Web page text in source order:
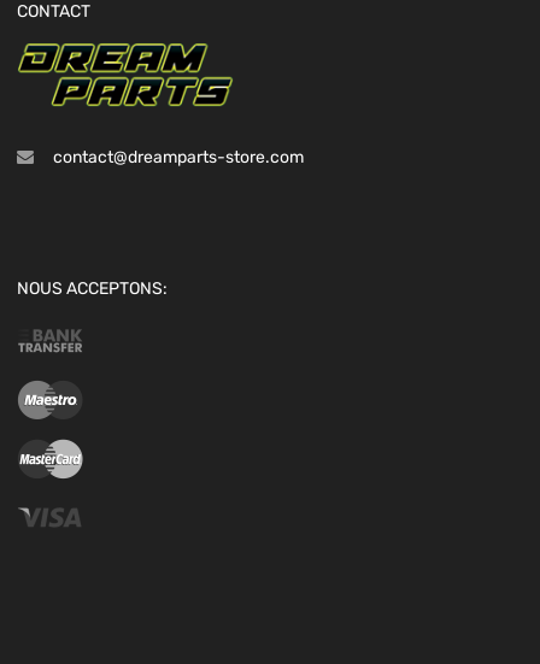
CONTACT
contact@dreamparts-store.com
NOUS ACCEPTONS: